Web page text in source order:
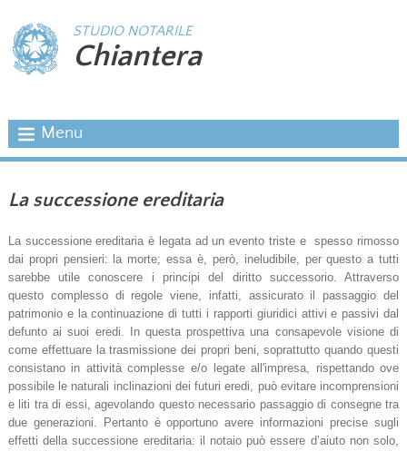
STUDIO NOTARILE
Chiantera
Menu
La successione ereditaria
La successione ereditaria è legata ad un evento triste e spesso rimosso
dai propri pensieri: la morte; essa è, però, ineludibile, per questo a tutti
sarebbe utile conoscere i principi del diritto successorio. Attraverso
questo complesso di regole viene, infatti, assicurato il passaggio del
patrimonio e la continuazione di tutti i rapporti giuridici attivi e passivi dal
defunto ai suoi eredi. In questa prospettiva una consapevole visione di
come effettuare la trasmissione dei propri beni, soprattutto quando questi
consistano in attività complesse e/o legate all'impresa, rispettando ove
possibile le naturali inclinazioni dei futuri eredi, può evitare incomprensioni
e liti tra di essi, agevolando questo necessario passaggio di consegne tra
due generazioni. Pertanto è opportuno avere informazioni precise sugli
effetti della successione ereditaria: il notaio può essere d’aiuto non solo,